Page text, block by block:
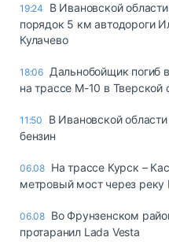
19:24
В Ивановской
порядок 5 км автодороги
Кулачево
18:06 Дальнобойщик погиб
на трассе М-10 в Тверской
11:50
В Ивановской
бензин
06.08 На трассе Курск –
метровый мост через реку
06.08 Во Фрунзенском
протаранил Lada Vesta